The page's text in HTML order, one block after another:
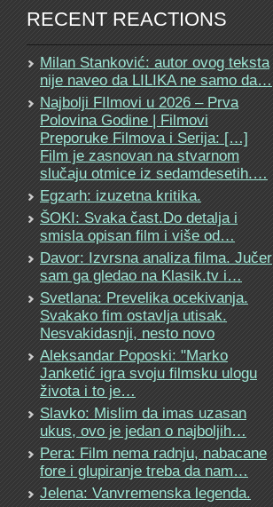
RECENT REACTIONS
Milan Stanković: autor ovog teksta
nije naveo da LILIKA ne samo da…
Najbolji FIlmovi u 2026 – Prva
Polovina Godine | Filmovi
Preporuke Filmova i Serija: […]
Film je zasnovan na stvarnom
slučaju otmice iz sedamdesetih.…
Egzarh: izuzetna kritika.
ŠOKI: Svaka čast.Do detalja i
smisla opisan film i više od…
Davor: Izvrsna analiza filma. Jučer
sam ga gledao na Klasik.tv i…
Svetlana: Prevelika ocekivanja.
Svakako fim ostavlja utisak.
Nesvakidasnji, nesto novo
Aleksandar Poposki: "Marko
Janketić igra svoju filmsku ulogu
života i to je…
Slavko: Mislim da imas uzasan
ukus, ovo je jedan o najboljih…
Pera: Film nema radnju, nabacane
fore i glupiranje treba da nam…
Jelena: Vanvremenska legenda.